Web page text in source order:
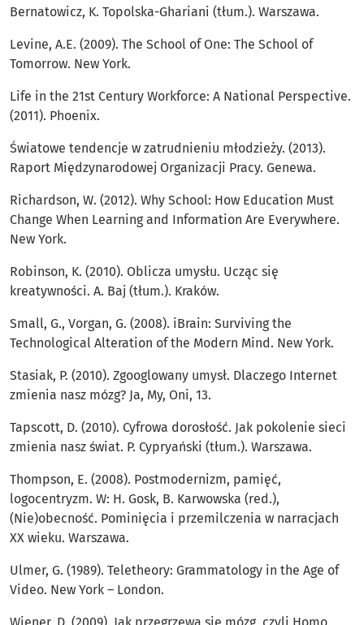
Bernatowicz, K. Topolska-Ghariani (tłum.). Warszawa.
Levine, A.E. (2009). The School of One: The School of
Tomorrow. New York.
Life in the 21st Century Workforce: A National Perspective.
(2011). Phoenix.
Światowe tendencje w zatrudnieniu młodzieży. (2013).
Raport Międzynarodowej Organizacji Pracy. Genewa.
Richardson, W. (2012). Why School: How Education Must
Change When Learning and Information Are Everywhere.
New York.
Robinson, K. (2010). Oblicza umysłu. Ucząc się
kreatywności. A. Baj (tłum.). Kraków.
Small, G., Vorgan, G. (2008). iBrain: Surviving the
Technological Alteration of the Modern Mind. New York.
Stasiak, P. (2010). Zgooglowany umysł. Dlaczego Internet
zmienia nasz mózg? Ja, My, Oni, 13.
Tapscott, D. (2010). Cyfrowa dorosłość. Jak pokolenie sieci
zmienia nasz świat. P. Cypryański (tłum.). Warszawa.
Thompson, E. (2008). Postmodernizm, pamięć,
logocentryzm. W: H. Gosk, B. Karwowska (red.),
(Nie)obecność. Pominięcia i przemilczenia w narracjach
XX wieku. Warszawa.
Ulmer, G. (1989). Teletheory: Grammatology in the Age of
Video. New York – London.